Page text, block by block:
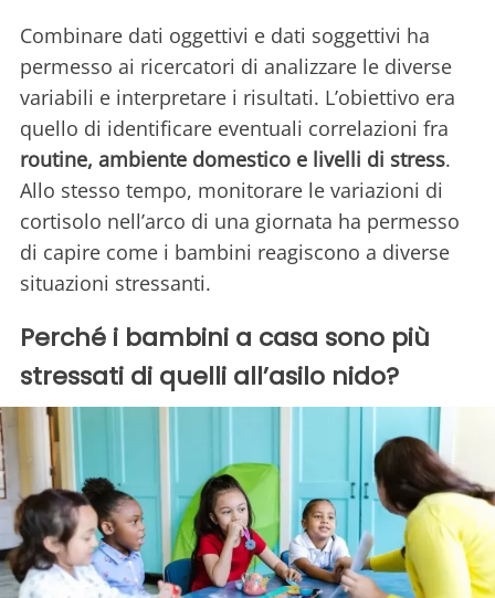
Combinare dati oggettivi e dati soggettivi ha
permesso ai ricercatori di analizzare le diverse
variabili e interpretare i risultati. L’obiettivo era
quello di identificare eventuali correlazioni fra
routine, ambiente domestico e livelli di stress.
Allo stesso tempo, monitorare le variazioni di
cortisolo nell’arco di una giornata ha permesso
di capire come i bambini reagiscono a diverse
situazioni stressanti.
Perché i bambini a casa sono più
stressati di quelli all’asilo nido?